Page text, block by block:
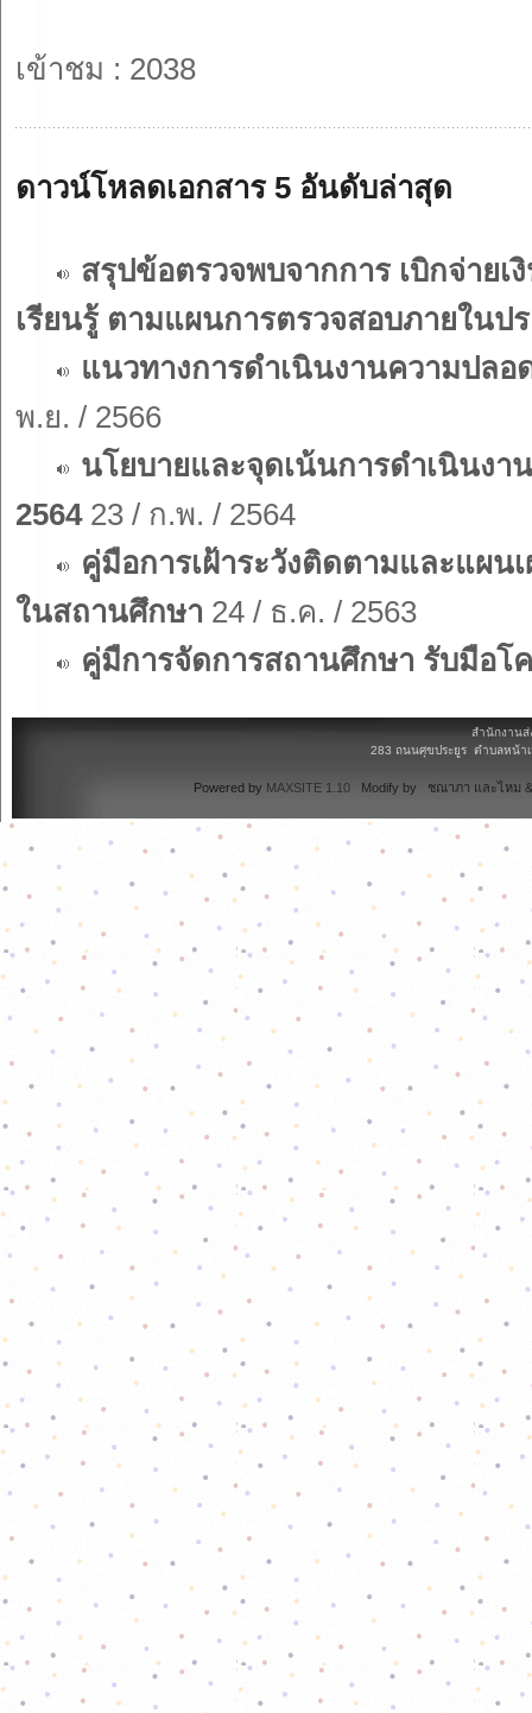
เข้าชม : 2038
ดาวน์โหลดเอกสาร 5 อันดับล่าสุด
สรุปข้อตรวจพบจากการ เบิกจ่าย
เรียนรู้ ตามแผนการตรวจสอบภายใน
แนวทางการดำเนินงานความปลอ
พ.ย. / 2566
นโยบายและจุดเน้นการดำเนินง
256423 / ก.พ. / 2564
คู่มือการเฝ้าระวังติดตามและแผน
ในสถานศึกษา 24 / ธ.ค. / 2563
คู่มืการจัดการสถานศึกษา รับมือโ
สำนักงานส่
283 ถนนศุขประยูร ตำบลหน้า
Powered by MAXSITE 1.10 Modify by ชณาภา และไหม